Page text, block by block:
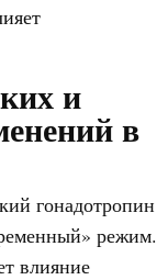
и
в
гонадотропин
режим.
влияние